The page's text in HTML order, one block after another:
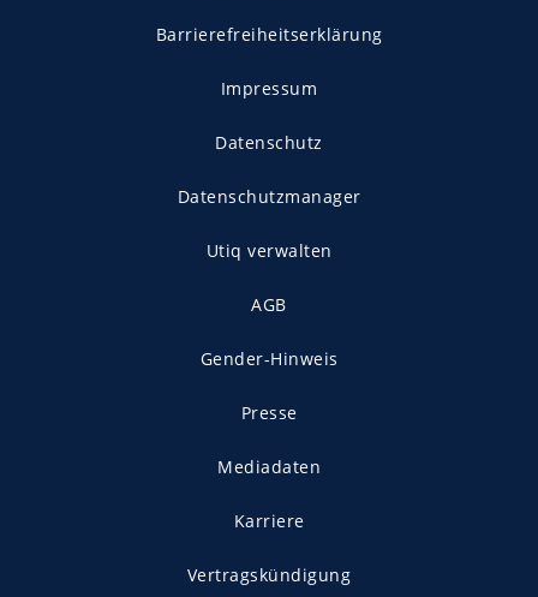
Barrierefreiheitserklärung
Impressum
Datenschutz
Datenschutzmanager
Utiq verwalten
AGB
Gender-Hinweis
Presse
Mediadaten
Karriere
Vertragskündigung